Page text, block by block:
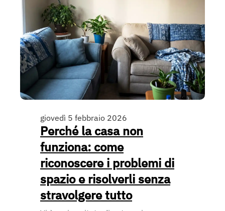
giovedì 5 febbraio 2026
Perché la casa non
funziona: come
riconoscere i problemi di
spazio e risolverli senza
stravolgere tutto